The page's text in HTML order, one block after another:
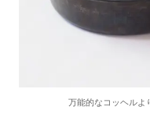
万能的なコッヘルよ